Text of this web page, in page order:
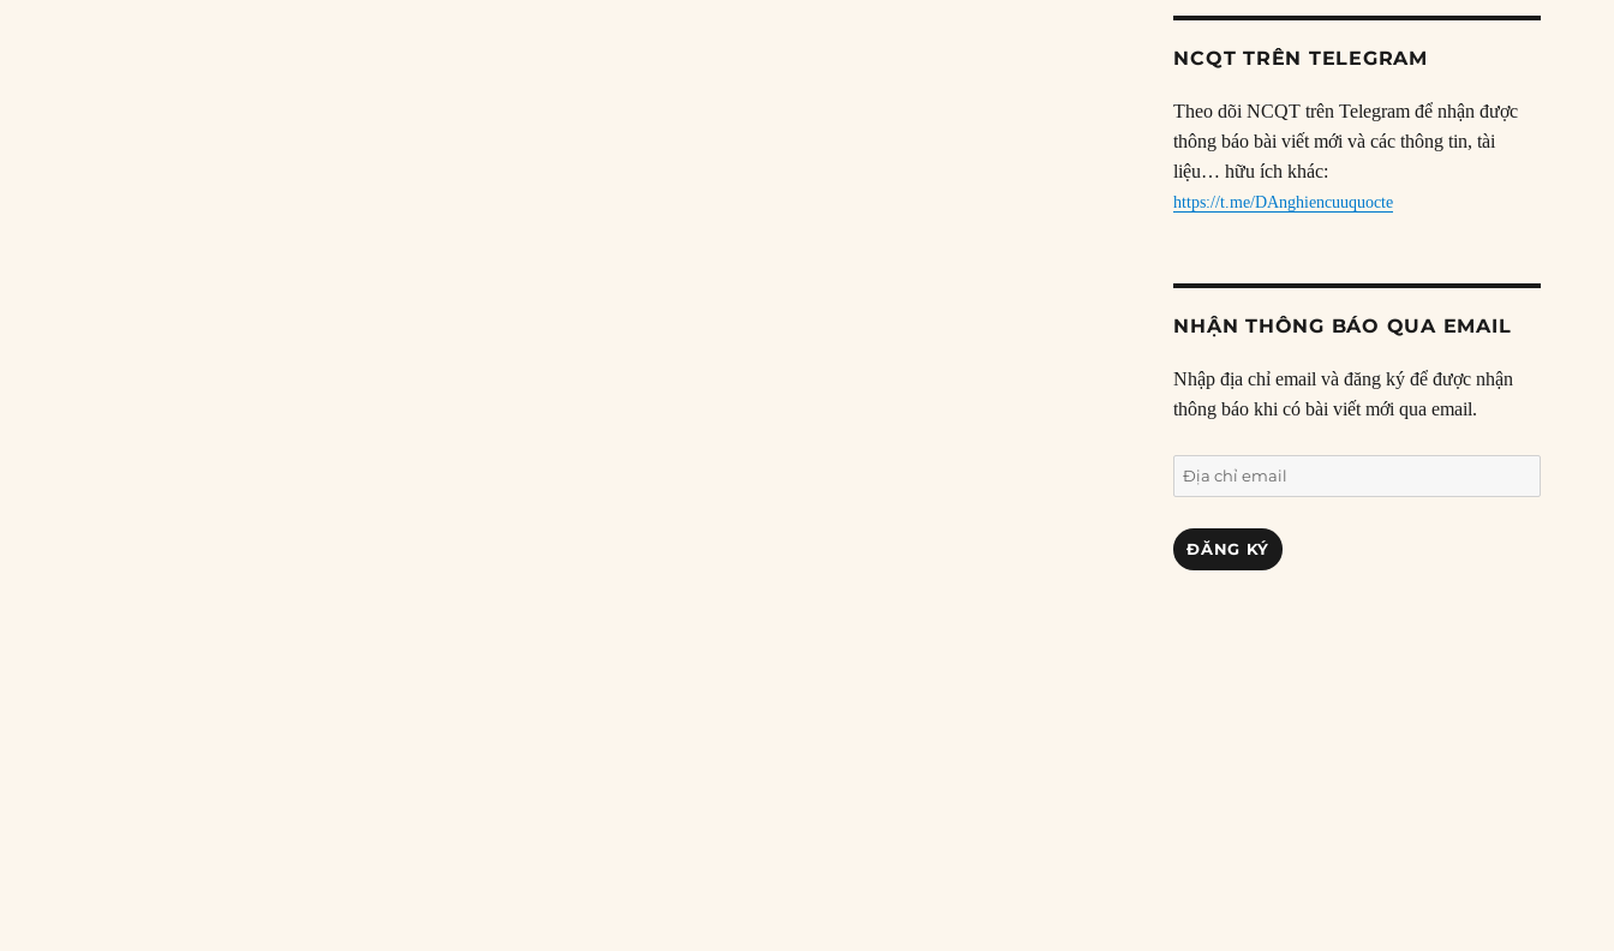
NCQT TRÊN TELEGRAM
Theo dõi NCQT trên Telegram để nhận được
thông báo bài viết mới và các thông tin, tài
liệu… hữu ích khác:
https://t.me/DAnghiencuuquocte
NHẬN THÔNG BÁO QUA EMAIL
Nhập địa chỉ email và đăng ký để được nhận
thông báo khi có bài viết mới qua email.
Địa
chỉ
email
ĐĂNG KÝ